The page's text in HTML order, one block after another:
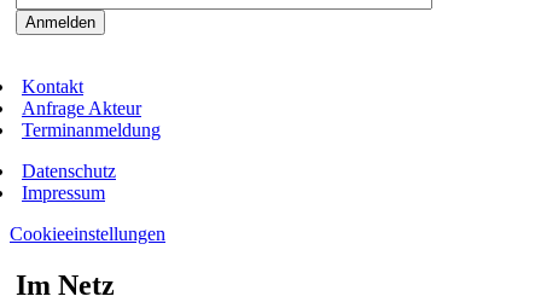
Kontakt
Anfrage Akteur
Terminanmeldung
Datenschutz
Impressum
Cookieeinstellungen
Im Netz